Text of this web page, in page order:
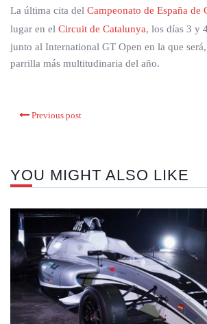
La última cita del Campeonato de España de
lugar en el Circuit de Catalunya, los días 3 y
junto al International GT Open en la que
parrilla más multitudinaria del año.
Previous post
YOU MIGHT ALSO LIKE